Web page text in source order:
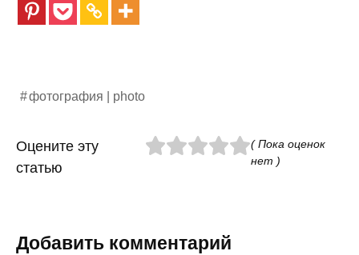
фотография | photo
Оцените эту
статью
( Пока оценок
нет )
Добавить комментарий